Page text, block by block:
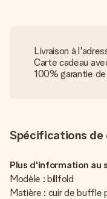
Livraison à
Carte cadeau
100% garantie
Spécifications de
Plus d'information au
Modèle : billfold
Matière : cuir de buffle